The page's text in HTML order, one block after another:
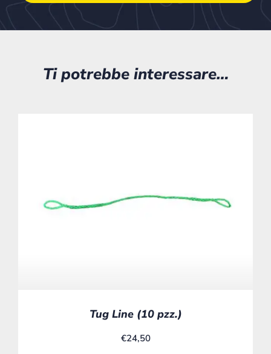
Ti potrebbe interessare…
Tug Line (10 pzz.)
€24,50